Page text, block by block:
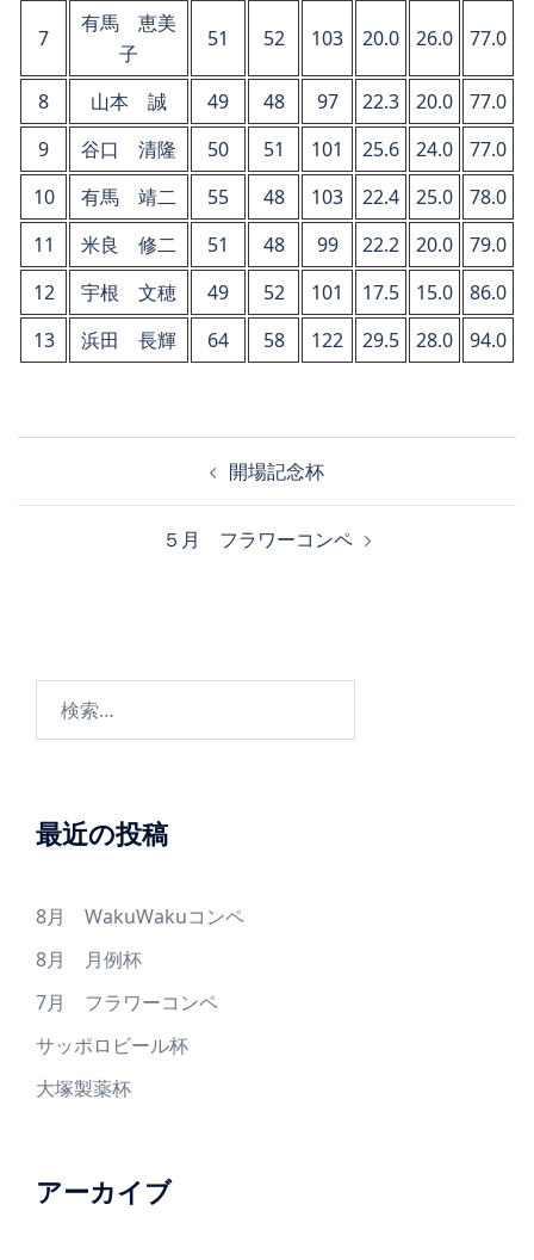
7
有馬 恵美
子
51 52 103 20.0 26.0 77.0
8 山本 誠 49 48 97 22.3 20.0
77.0
9
谷口 清隆 50 51 101 25.6 24.0
77.0
10
有馬 靖二 55 48 103 22.4 25.0
78.0
11
米良 修二 51 48 99 22.2 20.0
79.0
12
宇根 文穂 49 52 101 17.5 15.0
86.0
13
浜田 長輝 64 58 122 29.5 28.0 94.0
ョ
開場記念杯
５月 フラワーコンペ
最近の投稿
8月 WakuWakuコンペ
8月 月例杯
7月 フラワーコンペ
サッポロビール杯
大塚製薬杯
アーカイブ